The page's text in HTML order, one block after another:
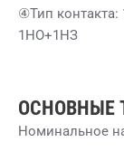
④Тип контакта:
1НО+1НЗ
ОСНОВНЫЕ
Номинальное